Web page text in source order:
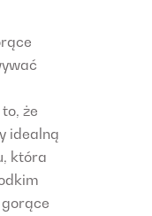
że
idealną
która